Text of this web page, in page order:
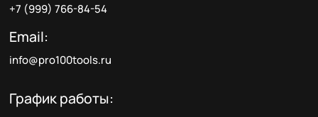
+7 (999) 766-84-54
Email:
info@pro100tools.ru
График работы: